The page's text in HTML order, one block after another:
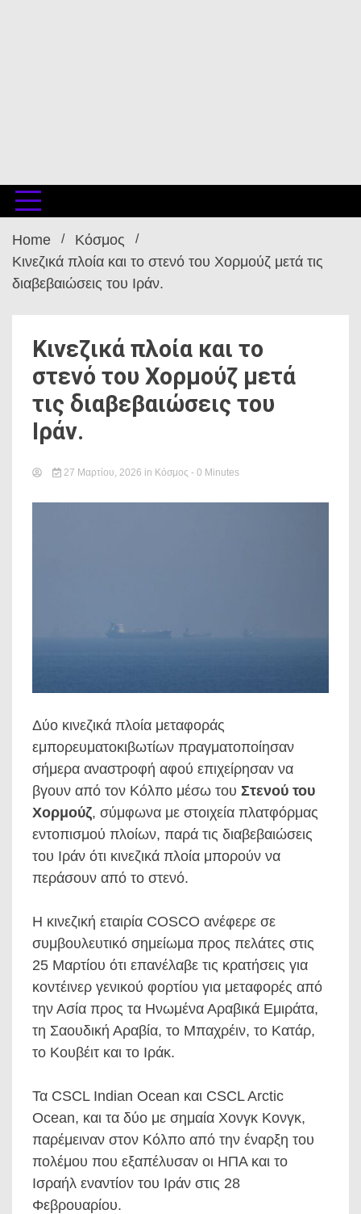
Home
Κόσμος
Κινεζικά πλοία και το στενό του Χορμούζ μετά τις
διαβεβαιώσεις του Ιράν.
Κινεζικά πλοία και το
στενό του Χορμούζ μετά
τις διαβεβαιώσεις του
Ιράν.
27 Μαρτίου, 2026 in Κόσμος - 0 Minutes
Δύο κινεζικά πλοία μεταφοράς
εμπορευματοκιβωτίων πραγματοποίησαν
σήμερα αναστροφή αφού επιχείρησαν να
βγουν από τον Κόλπο μέσω του Στενού του
Χορμούζ, σύμφωνα με στοιχεία πλατφόρμας
εντοπισμού πλοίων, παρά τις διαβεβαιώσεις
του Ιράν ότι κινεζικά πλοία μπορούν να
περάσουν από το στενό.
Η κινεζική εταιρία COSCO ανέφερε σε
συμβουλευτικό σημείωμα προς πελάτες στις
25 Μαρτίου ότι επανέλαβε τις κρατήσεις για
κοντέινερ γενικού φορτίου για μεταφορές από
την Ασία προς τα Ηνωμένα Αραβικά Εμιράτα,
τη Σαουδική Αραβία, το Μπαχρέιν, το Κατάρ,
το Κουβέιτ και το Ιράκ.
Τα CSCL Indian Ocean και CSCL Arctic
Ocean, και τα δύο με σημαία Χονγκ Κονγκ,
παρέμειναν στον Κόλπο από την έναρξη του
πολέμου που εξαπέλυσαν οι ΗΠΑ και το
Ισραήλ εναντίον του Ιράν στις 28
Φεβρουαρίου.